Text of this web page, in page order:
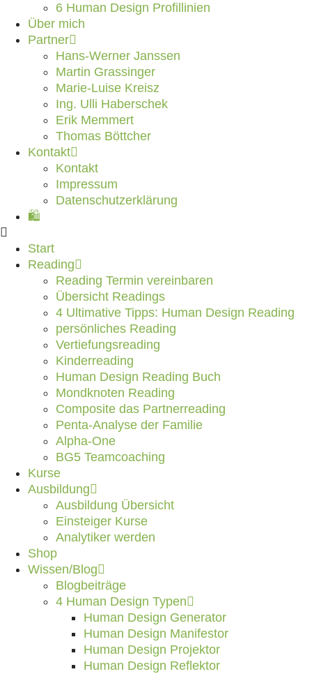
6 Human Design Profillinien
Über mich
Partner
Hans-Werner Janssen
Martin Grassinger
Marie-Luise Kreisz
Ing. Ulli Haberschek
Erik Memmert
Thomas Böttcher
Kontakt
Kontakt
Impressum
Datenschutzerklärung
🛍️
Start
Reading
Reading Termin vereinbaren
Übersicht Readings
4 Ultimative Tipps: Human Design Reading
persönliches Reading
Vertiefungsreading
Kinderreading
Human Design Reading Buch
Mondknoten Reading
Composite das Partnerreading
Penta-Analyse der Familie
Alpha-One
BG5 Teamcoaching
Kurse
Ausbildung
Ausbildung Übersicht
Einsteiger Kurse
Analytiker werden
Shop
Wissen/Blog
Blogbeiträge
4 Human Design Typen
Human Design Generator
Human Design Manifestor
Human Design Projektor
Human Design Reflektor